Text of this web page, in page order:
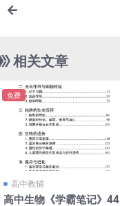
相关文章
免费
高中教辅
高中生物《学霸笔记》44